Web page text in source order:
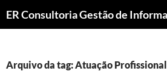
CONTEÚDO
Arquivo da tag: Atuação Profissional